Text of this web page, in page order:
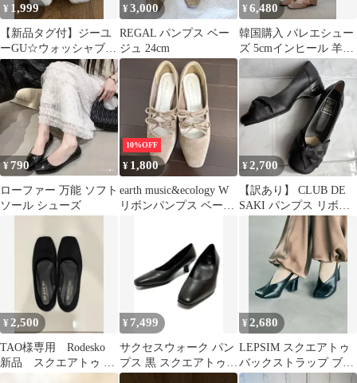
¥ 1,999
【新品タグ付】ジーユ
ーGU☆ウォッシャブル
ニットスクエアトゥシ
ューズ25.0㎝
¥3,000
REGAL パンプス ベー
ジュ 24cm
¥6,480
韓国購入 バレエシュー
ズ 5cmインヒール 羊革
スエード
¥790
ローファー 万能 ソフト
ソール シューズ
10%OFF
¥ 1,800
earth music&ecology W
リボンパンプス ベージ
¥2,700
【訳あり】 CLUB DE
SAKI パンプス リボン
ブラック22.5cm
¥2,500
TAO様専用 Rodesko
新品 スクエアトゥ フ
¥ 7,499
サクセスウォーク パン
プス 黒 スクエアトゥ
24.5 E261223
¥2,680
LEPSIM スクエアトゥ
バックストラップ ブラ
ック L